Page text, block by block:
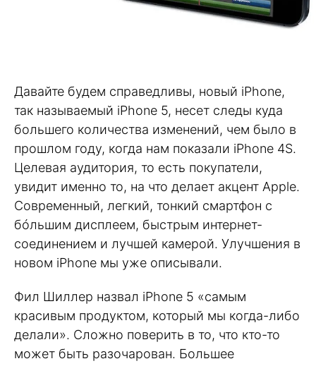
Давайте будем справедливы, новый iPhone,
так называемый iPhone 5, несет следы куда
большего количества изменений, чем было в
прошлом году, когда нам показали iPhone 4S.
Целевая аудитория, то есть покупатели,
увидит именно то, на что делает акцент Apple.
Современный, легкий, тонкий смартфон с
бóльшим дисплеем, быстрым интернет-
соединением и лучшей камерой. Улучшения в
новом iPhone мы уже описывали.
Фил Шиллер назвал iPhone 5 «самым
красивым продуктом, который мы когда-либо
делали». Сложно поверить в то, что кто-то
может быть разочарован. Большее